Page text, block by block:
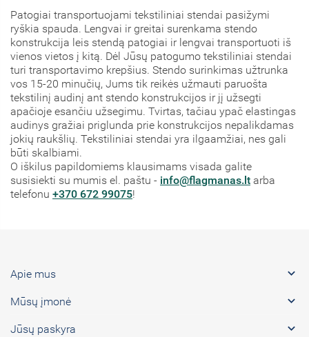
Patogiai transportuojami tekstiliniai stendai pasižymi
ryškia spauda. Lengvai ir greitai surenkama stendo
konstrukcija leis stendą patogiai ir lengvai transportuoti iš
vienos vietos į kitą. Dėl Jūsų patogumo tekstiliniai stendai
turi transportavimo krepšius. Stendo surinkimas užtrunka
vos 15-20 minučių, Jums tik reikės užmauti paruošta
tekstilinį audinį ant stendo konstrukcijos ir jį užsegti
apačioje esančiu užsegimu. Tvirtas, tačiau ypač elastingas
audinys gražiai priglunda prie konstrukcijos nepalikdamas
jokių raukšlių. Tekstiliniai stendai yra ilgaamžiai, nes gali
būti skalbiami.
O iškilus papildomiems klausimams visada galite
susisiekti su mumis el. paštu - info@flagmanas.lt arba
telefonu +370 672 99075!
Apie mus 
Mūsų įmonė 
Jūsų paskyra 